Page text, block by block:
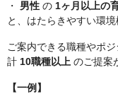
・ 男性 の 1ヶ月以上の
と、はたらきやすい環
ご案内できる職種やポ
計 10職種以上 のご提案
【一例】